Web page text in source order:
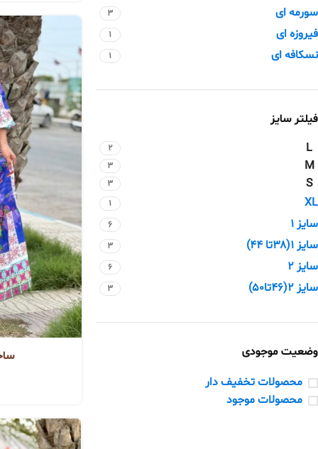
سورمه ای 3
فیروزه ای 1
نسکافه ای 1
فیلتر سایز
L
2
M
3
S
3
XL
1
سایز 1 6
سایز ۱(۳۸تا ۴۴) 3
سایز 2 6
سایز ۲(۴۶تا۵۰) 3
وضعیت موجودی
محصولات تخفیف دار
محصولات موجود